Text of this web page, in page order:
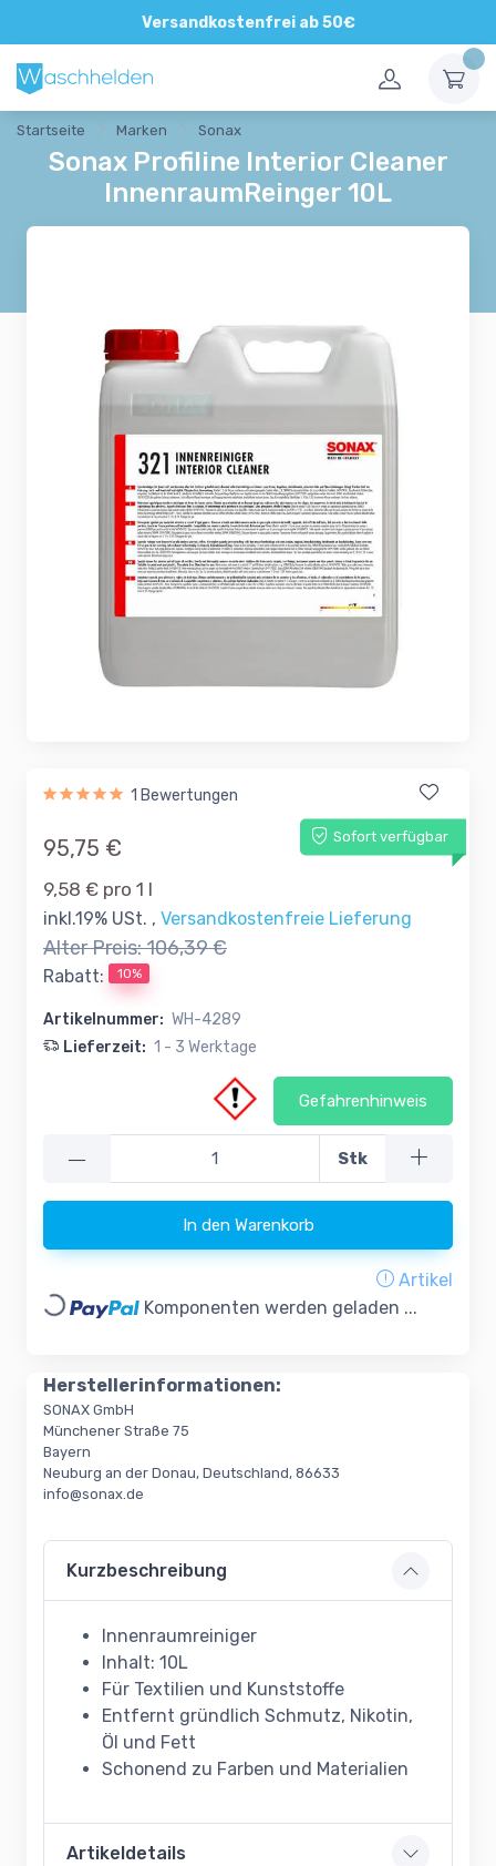
Versandkostenfrei ab 50€
Direkte und persönliche Beratung
Startseite Marken Sonax
Sonax Profiline Interior Cleaner
InnenraumReinger 10L
1 Bewertungen
Sofort verfügbar
95,75 €
9,58 € pro 1 l
inkl.19% USt. , Versandkostenfreie Lieferung
Alter Preis:106,39 €
Rabatt: 10%
Artikelnummer: WH-4289
Lieferzeit: 1 - 3 Werktage
Gefahrenhinweis
— Stk
In den Warenkorb
Artikel
Loading... Komponenten werden geladen ...
Herstellerinformationen:
SONAX GmbH
Münchener Straße 75
Bayern
Neuburg an der Donau, Deutschland, 86633
info@sonax.de
Kurzbeschreibung
Innenraumreiniger
Inhalt: 10L
Für Textilien und Kunststoffe
Entfernt gründlich Schmutz, Nikotin,
Öl und Fett
Schonend zu Farben und Materialien
Artikeldetails